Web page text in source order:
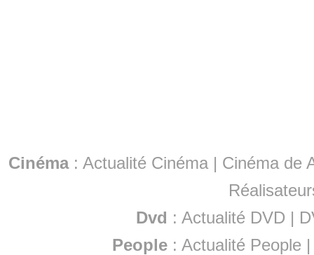
Cinéma: Actualité Cinéma | Cinéma de
Dvd : Actualité DVD |
People :Actualité People